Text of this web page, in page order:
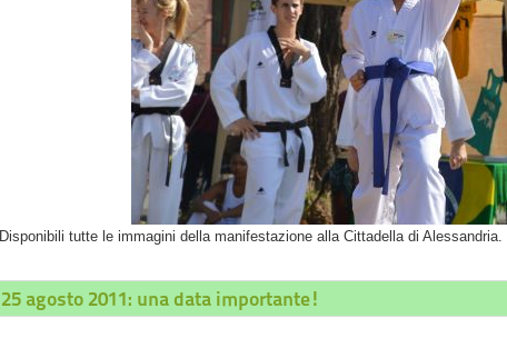
Disponibili tutte le immagini della manifestazione alla Cittadella di Alessandria.
25 agosto 2011: una data importante!